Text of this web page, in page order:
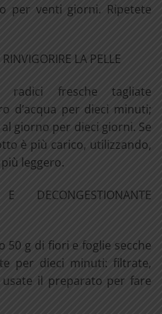
per venti giorni. Ripetete
LA PELLE
fresche tagliate
d’acqua per dieci minuti;
giorno per dieci giorni. Se
è più carico, utilizzando,
leggero.
DECONGESTIONANTE
50 g di fiori e foglie secche
per dieci minuti: filtrate,
usate il preparato per fare